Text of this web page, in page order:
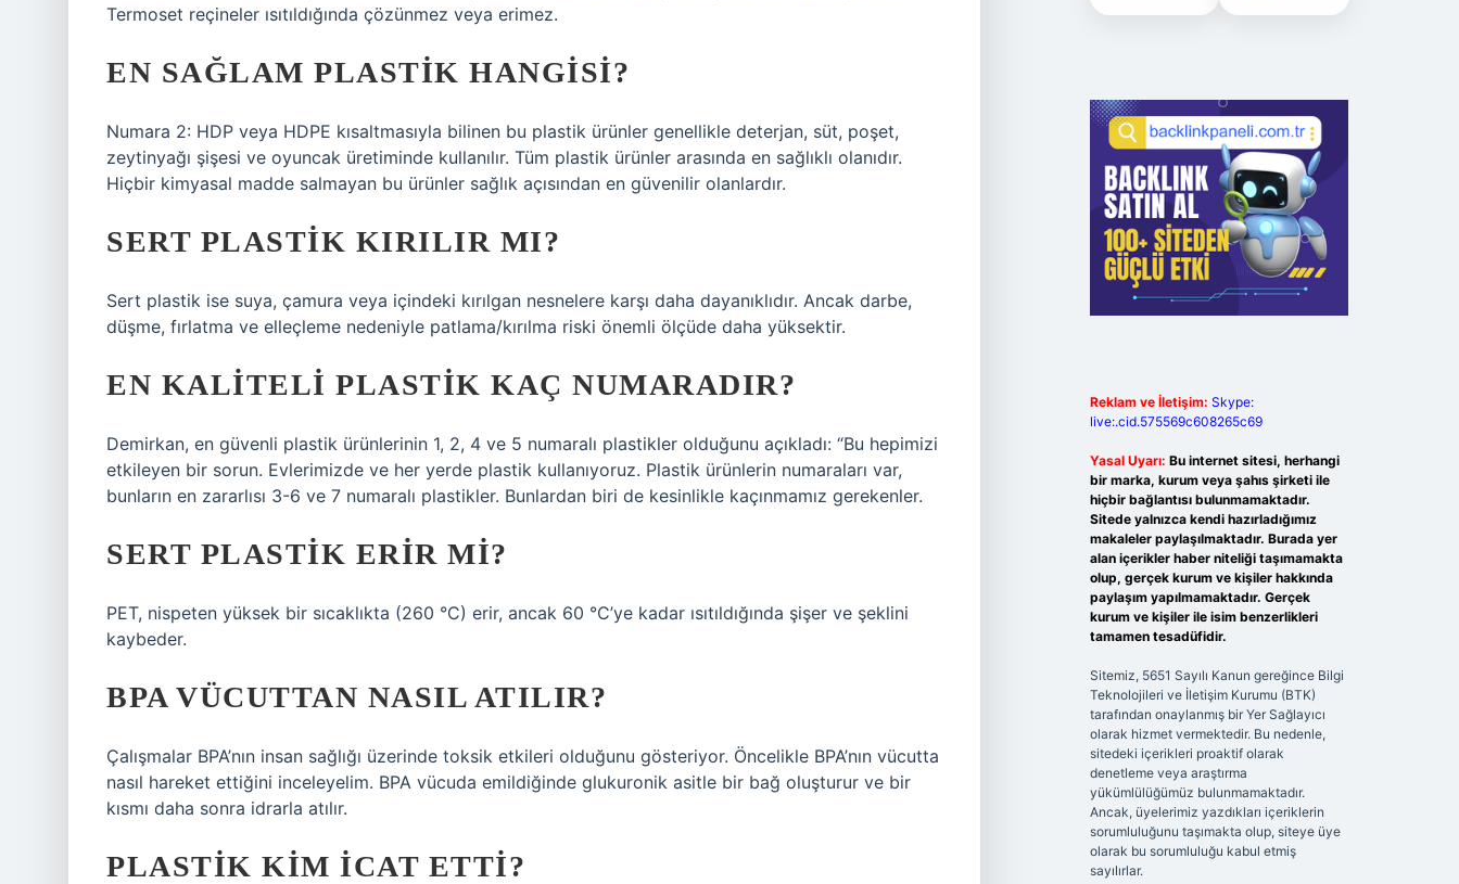
Termoset reçineler ısıtıldığında çözünmez veya erimez.
EN SAĞLAM PLASTIK HANGISI?
Numara 2: HDP veya HDPE kısaltmasıyla bilinen bu plastik ürünler genellikle deterjan, süt, poşet,
zeytinyağı şişesi ve oyuncak üretiminde kullanılır. Tüm plastik ürünler arasında en sağlıklı olanıdır.
Hiçbir kimyasal madde salmayan bu ürünler sağlık açısından en güvenilir olanlardır.
SERT PLASTIK KIRILIR MI?
Sert plastik ise suya, çamura veya içindeki kırılgan nesnelere karşı daha dayanıklıdır. Ancak darbe,
düşme, fırlatma ve elleçleme nedeniyle patlama/kırılma riski önemli ölçüde daha yüksektir.
EN KALITELI PLASTIK KAÇ NUMARADIR?
Demirkan, en güvenli plastik ürünlerinin 1, 2, 4 ve 5 numaralı plastikler olduğunu açıkladı: “Bu hepimizi
etkileyen bir sorun. Evlerimizde ve her yerde plastik kullanıyoruz. Plastik ürünlerin numaraları var,
bunların en zararlısı 3-6 ve 7 numaralı plastikler. Bunlardan biri de kesinlikle kaçınmamız gerekenler.
SERT PLASTIK ERIR MI?
PET, nispeten yüksek bir sıcaklıkta (260 °C) erir, ancak 60 °C’ye kadar ısıtıldığında şişer ve şeklini
kaybeder.
BPA VÜCUTTAN NASIL ATILIR?
Çalışmalar BPA’nın insan sağlığı üzerinde toksik etkileri olduğunu gösteriyor. Öncelikle BPA’nın vücutta
nasıl hareket ettiğini inceleyelim. BPA vücuda emildiğinde glukuronik asitle bir bağ oluşturur ve bir
kısmı daha sonra idrarla atılır.
PLASTIK KIM ICAT ETTI?
Reklam ve İletişim: Skype:
live:.cid.575569c608265c69
Yasal Uyarı: Bu internet sitesi, herhangi
bir marka, kurum veya şahıs şirketi ile
hiçbir bağlantısı bulunmamaktadır.
Sitede yalnızca kendi hazırladığımız
makaleler paylaşılmaktadır. Burada yer
alan içerikler haber niteliği taşımamakta
olup, gerçek kurum ve kişiler hakkında
paylaşım yapılmamaktadır. Gerçek
kurum ve kişiler ile isim benzerlikleri
tamamen tesadüfidir.
Sitemiz, 5651 Sayılı Kanun gereğince Bilgi
Teknolojileri ve İletişim Kurumu (BTK)
tarafından onaylanmış bir Yer Sağlayıcı
olarak hizmet vermektedir. Bu nedenle,
sitedeki içerikleri proaktif olarak
denetleme veya araştırma
yükümlülüğümüz bulunmamaktadır.
Ancak, üyelerimiz yazdıkları içeriklerin
sorumluluğunu taşımakta olup, siteye üye
olarak bu sorumluluğu kabul etmiş
sayılırlar.